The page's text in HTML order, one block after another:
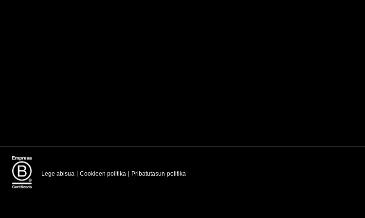
Lege abisua Cookieen politika Pribatutasun-politika